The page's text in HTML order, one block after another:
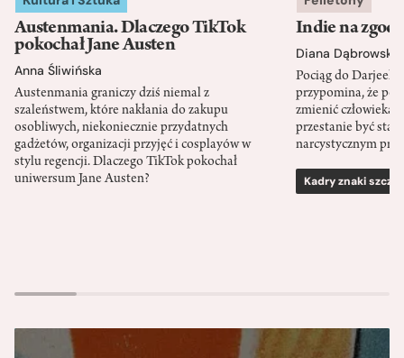
Austenmania. Dlaczego TikTok
pokochał Jane Austen
Anna Śliwińska
Austenmania graniczy dziś niemal z
szaleństwem, które nakłania do zakupu
osobliwych, niekoniecznie przydatnych
gadżetów, organizacji przyjęć i cosplayów w
stylu regencji. Dlaczego TikTok pokochał
uniwersum Jane Austen?
Indie na
Diana Dąbrowska
Pociąg do
przypomina, że
zmienić człowieka
przestanie być
narcystycznym
Kadry znaki